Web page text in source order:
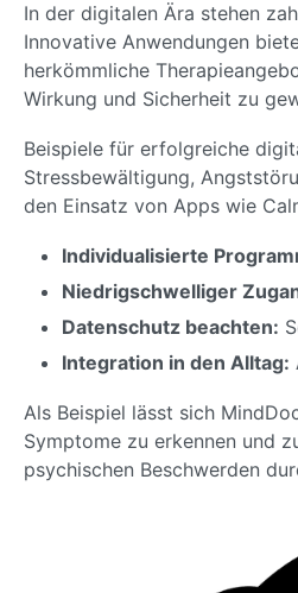
In der digitalen Ära stehen
Innovative Anwendungen
herkömmliche
Wirkung und Sicherheit zu
Beispiele für erfolgreiche
Stressbewältigung,
den Einsatz von Apps wie
Individualisierte
Niedrigschwelliger
Datenschutz beachten:
Integration in den Alltag:
Als Beispiel lässt sich
Symptome zu erkennen und
psychischen Beschwerden